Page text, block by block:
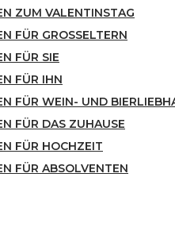
ZUM VALENTINSTAG
FÜR GROSSELTERN
FÜR SIE
FÜR IHN
FÜR WEIN- UND
FÜR DAS ZUHAUSE
FÜR HOCHZEIT
FÜR ABSOLVENTEN